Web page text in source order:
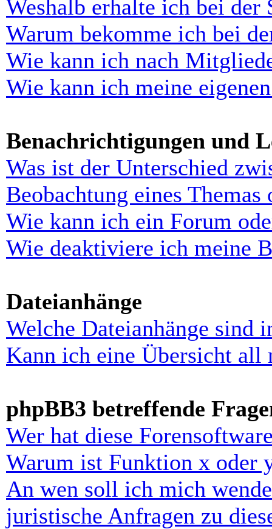
Weshalb erhalte ich bei der
Warum bekomme ich bei
Wie kann ich nach
Wie kann ich meine
Benachrichtigungen und
Was ist der Unterschied
Beobachtung eines Themas
Wie kann ich ein Forum
Wie deaktiviere ich meine
Dateianhänge
Welche Dateianhänge sind
Kann ich eine Übersicht all
phpBB3 betreffende
Wer hat diese
Warum ist Funktion x oder
An wen soll ich mich
juristische Anfragen zu